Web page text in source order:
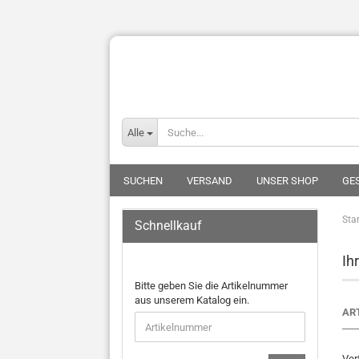
Alle
SUCHEN VERSAND UNSER SHOP
Schnellkauf
Bitte geben Sie die Artikelnummer
aus unserem Katalog ein.